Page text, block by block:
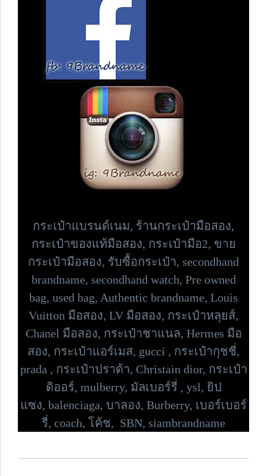
กระเป๋าแบรนด์เนม, ร้านกระเป๋ามือสอง,
กระเป๋าของแท้มือสอง, กระเป๋ามือ2, ขาย
กระเป๋ามือสอง, รับซื้อกระเป๋า, secondhand
brandname, secondhand watch, Pre owned
bag, used bag, Authentic brandname, Louis
Vuitton มือสอง, LV มือสอง, กระเป๋าหลุยส์,
Chanel มือสอง, กระเป๋าชาแนล, Hermes มือ
สอง, กระเป๋าแอร์เมส, gucci , กระเป๋ากุชชี่,
prada , กระเป๋าปราด้า, Christain dior, กระเป๋า
ดิออร์, mulberry, มัลเบอร์รี่ , ysl, ยิป
แซง, balenciaga, บาลอง, Burberry, เบอร์เบอร์
รี่, coach, โค้ช, SBN, siambrandname